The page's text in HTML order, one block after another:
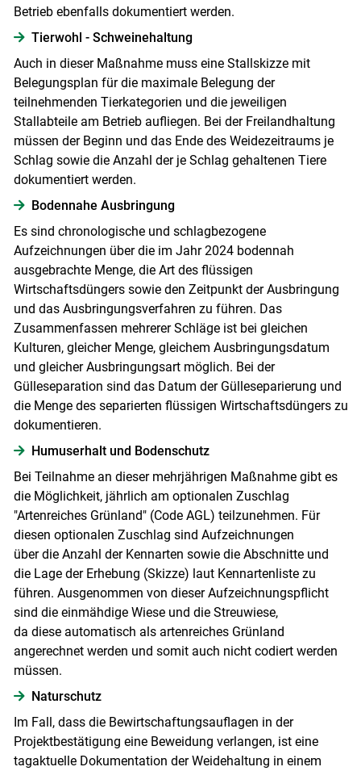
Betrieb ebenfalls dokumentiert werden.
Tierwohl - Schweinehaltung
Auch in dieser Maßnahme muss eine Stallskizze mit
Belegungsplan für die maximale Belegung der
teilnehmenden Tierkategorien und die jeweiligen
Stallabteile am Betrieb aufliegen. Bei der Freilandhaltung
müssen der Beginn und das Ende des Weidezeitraums je
Schlag sowie die Anzahl der je Schlag gehaltenen Tiere
dokumentiert werden.
Bodennahe Ausbringung
Es sind chronologische und schlagbezogene
Aufzeichnungen über die im Jahr 2024 bodennah
ausgebrachte Menge, die Art des flüssigen
Wirtschaftsdüngers sowie den Zeitpunkt der Ausbringung
und das Ausbringungsverfahren zu führen. Das
Zusammenfassen mehrerer Schläge ist bei gleichen
Kulturen, gleicher Menge, gleichem Ausbringungsdatum
und gleicher Ausbringungsart möglich. Bei der
Gülleseparation sind das Datum der Gülleseparierung und
die Menge des separierten flüssigen Wirtschaftsdüngers zu
dokumentieren.
Humuserhalt und Bodenschutz
Bei Teilnahme an dieser mehrjährigen Maßnahme gibt es
die Möglichkeit, jährlich am optionalen Zuschlag
"Artenreiches Grünland" (Code AGL) teilzunehmen. Für
diesen optionalen Zuschlag sind Aufzeichnungen
über die Anzahl der Kennarten sowie die Abschnitte und
die Lage der Erhebung (Skizze) laut Kennartenliste zu
führen. Ausgenommen von dieser Aufzeichnungspflicht
sind die einmähdige Wiese und die Streuwiese,
da diese automatisch als artenreiches Grünland
angerechnet werden und somit auch nicht codiert werden
müssen.
Naturschutz
Im Fall, dass die Bewirtschaftungsauflagen in der
Projektbestätigung eine Beweidung verlangen, ist eine
tagaktuelle Dokumentation der Weidehaltung in einem